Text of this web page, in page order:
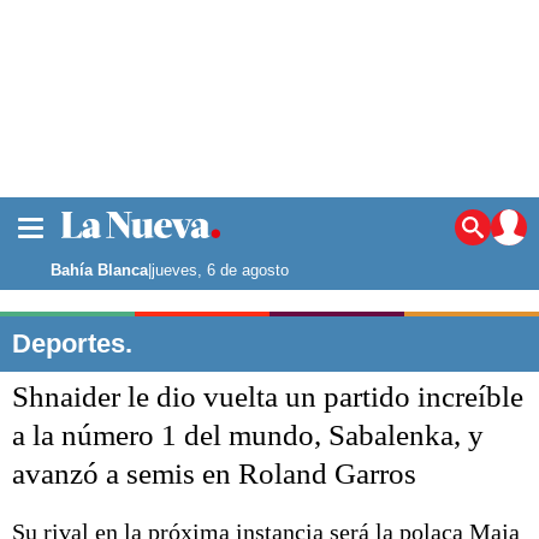
Noticias
La ciudad
Punta Alta
El mundo
Seguridad
Escenario Olímpico
Liga del Sur
Bahía Blanca|jueves, 6 de agosto
Deportes.
Shnaider le dio vuelta un partido increíble
a la número 1 del mundo, Sabalenka, y
avanzó a semis en Roland Garros
Su rival en la próxima instancia será la polaca Maja